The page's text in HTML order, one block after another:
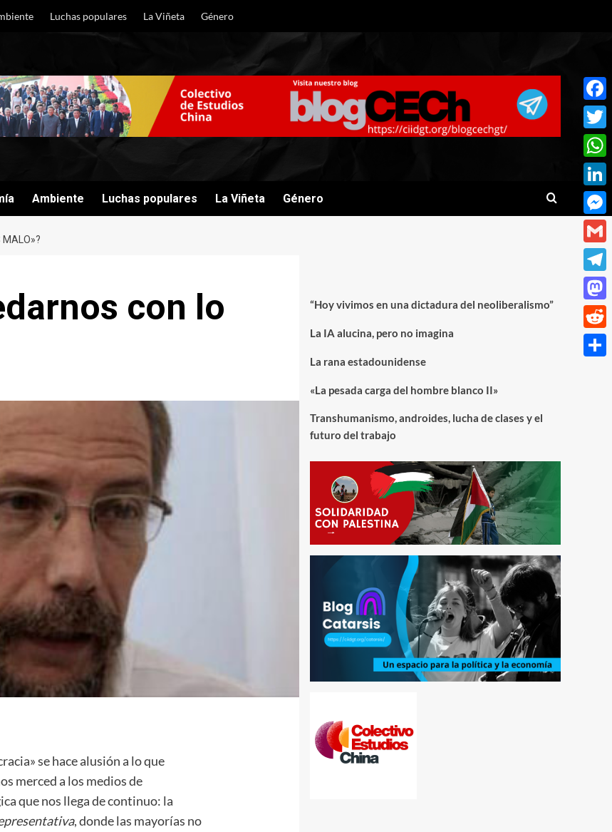
Luchas populares La Viñeta Género
Ambiente Luchas populares La Viñeta Género
MALO»?
con lo
se hace alusión a lo que
merced a los medios de
que nos llega de continuo: la
, donde las mayorías no
“Hoy vivimos en una dictadura del neoliberalismo”
La IA alucina, pero no imagina
La rana estadounidense
«La pesada carga del hombre blanco II»
Transhumanismo, androides, lucha de clases y el
futuro del trabajo
Gmail